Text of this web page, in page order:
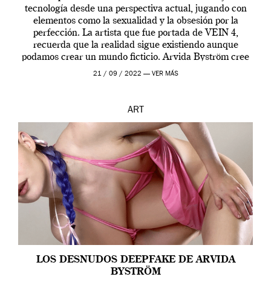
tecnología desde una perspectiva actual, jugando con
elementos como la sexualidad y la obsesión por la
perfección. La artista que fue portada de VEIN 4,
recuerda que la realidad sigue existiendo aunque
podamos crear un mundo ficticio. Arvida Byström cree
que los humanos tienen un complejo […]
21 / 09 / 2022 — VER MÁS
ART
LOS DESNUDOS DEEPFAKE DE ARVIDA
BYSTRÖM